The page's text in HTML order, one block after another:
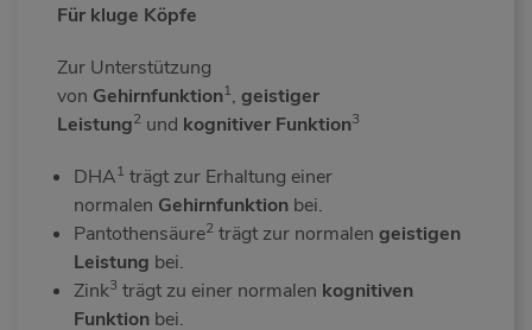
Für kluge Köpfe
Zur Unterstützung
von Gehirnfunktion1, geistiger
Leistung2 und kognitiver Funktion3
DHA1 trägt zur Erhaltung einer
normalen Gehirnfunktion bei.
Pantothensäure2 trägt zur normalen geistigen
Leistung bei.
Zink3 trägt zu einer normalen kognitiven
Funktion bei.